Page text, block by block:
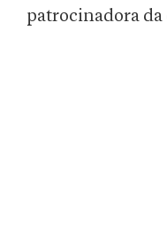
patrocinadora da